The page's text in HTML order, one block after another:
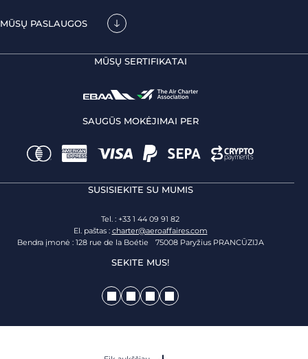
MŪSŲ PASLAUGOS
MŪSŲ SERTIFIKATAI
SAUGŪS MOKĖJIMAI PER
SUSISIEKITE SU MUMIS
Tel. : +33 1 44 09 91 82
El. paštas : charter@aeroaffaires.com
Bendra įmonė : 128 rue de la Boétie 75008 Paryžius PRANCŪZIJA
SEKITE MUS!